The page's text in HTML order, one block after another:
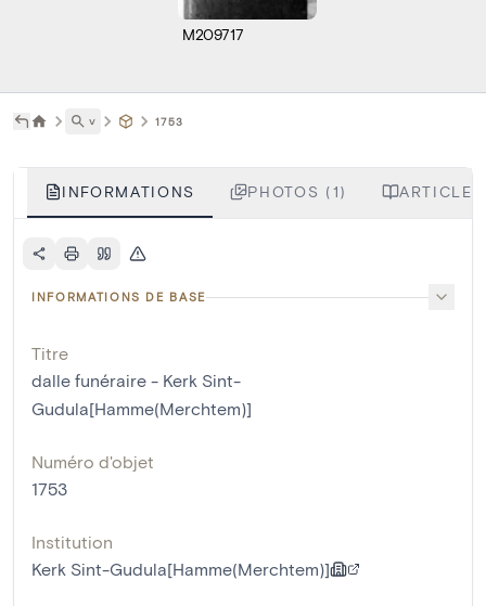
M209717
˅ 1753
INFORMATIONS PHOTOS (1)
INFORMATIONS DE BASE
Titre
dalle funéraire - Kerk Sint-
Gudula[Hamme(Merchtem)]
Numéro d'objet
1753
Institution
Kerk Sint-Gudula[Hamme(Merchtem)]